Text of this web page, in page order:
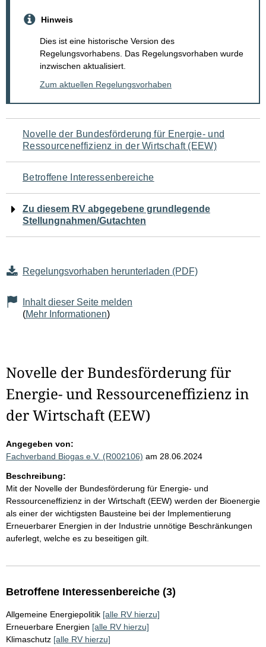
Hinweis
Dies ist eine historische Version des
Regelungsvorhabens. Das Regelungsvorhaben wurde
inzwischen aktualisiert.
Zum aktuellen Regelungsvorhaben
Navigation
für
den
Seiteninhalt
Novelle der Bundesförderung für Energie- und
Ressourceneffizienz in der Wirtschaft (EEW)
Betroffene Interessenbereiche
Zu diesem RV abgegebene grundlegende
Stellungnahmen/Gutachten
Regelungsvorhaben herunterladen (PDF)
Inhalt dieser Seite melden
(Mehr Informationen)
Novelle der Bundesförderung für
Energie- und Ressourceneffizienz in
der Wirtschaft (EEW)
Angegeben von:
Fachverband Biogas e.V. (R002106) am 28.06.2024
Beschreibung:
Mit der Novelle der Bundesförderung für Energie- und
Ressourceneffizienz in der Wirtschaft (EEW) werden der Bioenergie
als einer der wichtigsten Bausteine bei der Implementierung
Erneuerbarer Energien in der Industrie unnötige Beschränkungen
auferlegt, welche es zu beseitigen gilt.
Betroffene Interessenbereiche (3)
Allgemeine Energiepolitik [alle RV hierzu]
Erneuerbare Energien [alle RV hierzu]
Klimaschutz [alle RV hierzu]